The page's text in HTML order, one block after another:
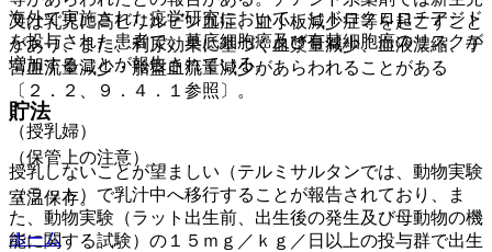
海外で実施された疫学研究において、ヒドロクロロチアジド
を投与された患者で、基底細胞癌及び有棘細胞癌のリスクが
増加することが報告されている。
貯法
（保管上の注意）
室温保存。
ホーム
又は乳児に高ビリルビン血症、血小板減少症等を起こすこと
があり、また、利尿効果に基づく血漿量減少、血液濃縮、子
宮血流量減少・胎盤血流量減少があらわれることがある
〔２．２、９．４．１参照〕。
（授乳婦）
授乳しないことが望ましい（テルミサルタンでは、動物実験
（ラット）で乳汁中へ移行することが報告されており、ま
た、動物実験（ラット出生前、出生後の発生及び母動物の機
能に関する試験）の１５ｍｇ／ｋｇ／日以上の投与群で出生